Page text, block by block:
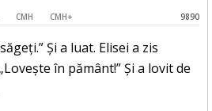
CMH CMH+ 9890
Și a luat. Elisei a zis
în pământ!” Și a lovit de